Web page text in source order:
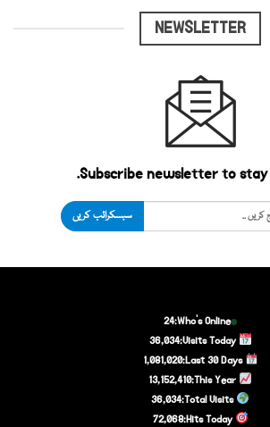
NEWSLETTER
Subscribe newsletter to stay
سبسکرائب کریں
Who's Online:
24
Visits Today:
36,034
Last 30 Days:
1,081,020
13,152,410
Total Visits:
36,034
Hits Today:
72,068